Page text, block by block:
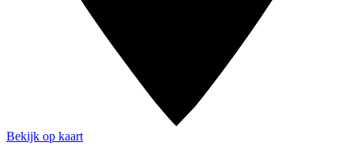
Bekijk op kaart